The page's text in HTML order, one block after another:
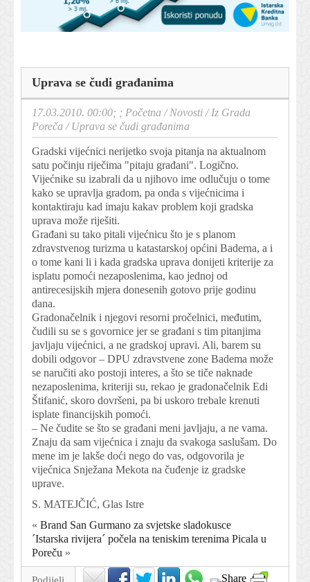
Uprava se čudi građanima
17.03.2010. 00:00; ; Početna /Novosti /Iz Grada
Poreča /Uprava se čudi građanima
Gradski vijećnici nerijetko svoja pitanja na aktualnom
satu počinju riječima "pitaju građani". Logično.
Vijećnike su izabrali da u njihovo ime odlučuju o tome
kako se upravlja gradom, pa onda s vijećnicima i
kontaktiraju kad imaju kakav problem koji gradska
uprava može riješiti.
Građani su tako pitali vijećnicu što je s planom
zdravstvenog turizma u katastarskoj općini Baderna, a i
o tome kani li i kada gradska uprava donijeti kriterije za
isplatu pomoći nezaposlenima, kao jednoj od
antirecesijskih mjera donesenih gotovo prije godinu
dana.
Gradonačelnik i njegovi resorni pročelnici, međutim,
čudili su se s govornice jer se građani s tim pitanjima
javljaju vijećnici, a ne gradskoj upravi. Ali, barem su
dobili odgovor – DPU zdravstvene zone Badema može
se naručiti ako postoji interes, a što se tiče naknade
nezaposlenima, kriteriji su, rekao je gradonačelnik Edi
Štifanić, skoro dovrše ni, pa bi uskoro trebale krenuti
isplate financijskih pomoći.
– Ne čudite se što se građani meni javljaju, a ne vama.
Znaju da sam vijećnica i znaju da svakoga saslušam. Do
mene im je lakše doći nego do vas, odgovorila je
vijećnica Snježana Mekota na čuđenje iz gradske
uprave.
S. MATEJČIĆ, Glas Istre
« Brand San Gurmano za svjetske sladokusce
´Istarska rivijera´ počela na teniskim terenima Picala u
Poreču »
Podijeli